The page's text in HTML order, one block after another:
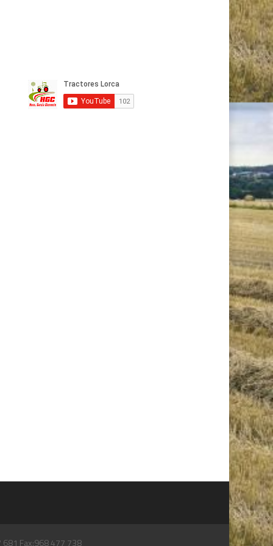
681 Fax:968 477 738